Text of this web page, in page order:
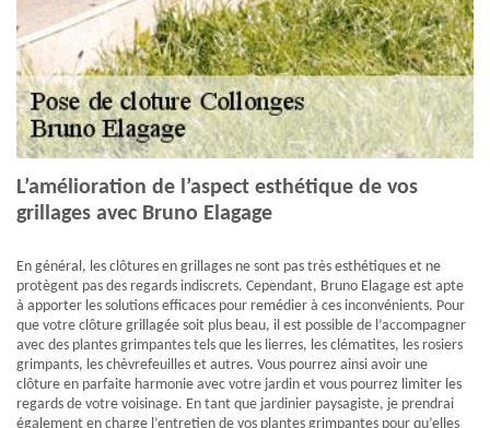
L’amélioration de l’aspect esthétique de vos
grillages avec Bruno Elagage
En général, les clôtures en grillages ne sont pas très esthétiques et ne
protègent pas des regards indiscrets. Cependant, Bruno Elagage est apte
à apporter les solutions efficaces pour remédier à ces inconvénients. Pour
que votre clôture grillagée soit plus beau, il est possible de l’accompagner
avec des plantes grimpantes tels que les lierres, les clématites, les rosiers
grimpants, les chèvrefeuilles et autres. Vous pourrez ainsi avoir une
clôture en parfaite harmonie avec votre jardin et vous pourrez limiter les
regards de votre voisinage. En tant que jardinier paysagiste, je prendrai
également en charge l’entretien de vos plantes grimpantes pour qu’elles